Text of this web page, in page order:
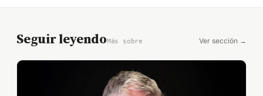
Seguir leyendoMás sobre Ver sección →